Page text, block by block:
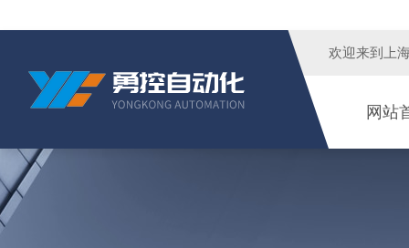
欢迎来到 上
网站